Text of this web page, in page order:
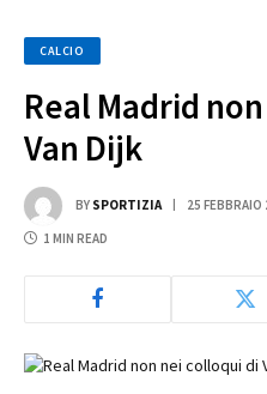
CALCIO
Real Madrid
Van Dijk
BY SPORTIZIA 25 FEBBRAIO
1 MIN READ